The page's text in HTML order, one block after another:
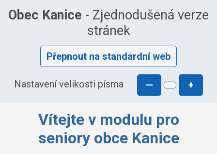
Obec Kanice - Zjednodušená verze
stránek
Přepnout na standardní web
Nastavení velikosti písma — +
Vítejte v modulu pro
seniory obce Kanice